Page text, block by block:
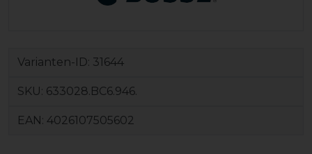
Varianten-ID: 31644
SKU: 633028.BC6.946.
EAN: 4026107505602